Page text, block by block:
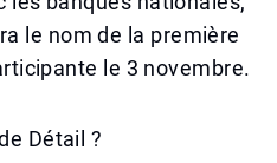
le nom de la première
le 3 novembre.
Détail ?